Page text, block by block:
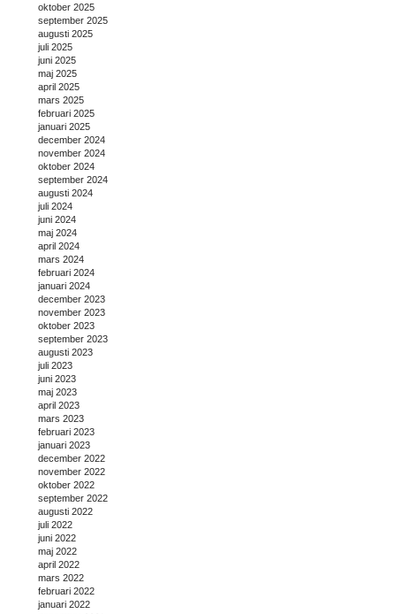
oktober 2025
september 2025
augusti 2025
juli 2025
juni 2025
maj 2025
april 2025
mars 2025
februari 2025
januari 2025
december 2024
november 2024
oktober 2024
september 2024
augusti 2024
juli 2024
juni 2024
maj 2024
april 2024
mars 2024
februari 2024
januari 2024
december 2023
november 2023
oktober 2023
september 2023
augusti 2023
juli 2023
juni 2023
maj 2023
april 2023
mars 2023
februari 2023
januari 2023
december 2022
november 2022
oktober 2022
september 2022
augusti 2022
juli 2022
juni 2022
maj 2022
april 2022
mars 2022
februari 2022
januari 2022